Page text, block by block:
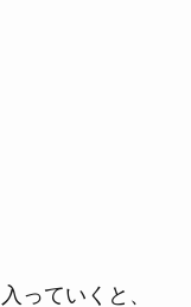
っていくと、